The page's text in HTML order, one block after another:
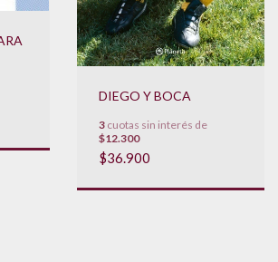
DIEGO Y BOCA
3cuotas sin interés de
$12.300
$36.900